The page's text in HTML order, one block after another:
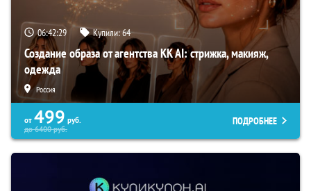
06:42:28 Купили:64
Создание образа от агентства KK AI: стрижка, макияж,
одежда
Россия
от 499 руб.
до6400руб.
ПОДРОБНЕЕ